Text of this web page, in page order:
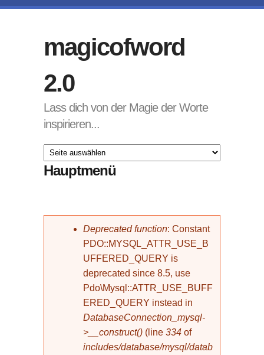
magicofword
2.0
Lass dich von der Magie der Worte
inspirieren...
Hauptmenü
Fehlermeldung
Deprecated function: Constant
PDO::MYSQL_ATTR_USE_B
UFFERED_QUERY is
deprecated since 8.5, use
Pdo\Mysql::ATTR_USE_BUFF
ERED_QUERY instead in
DatabaseConnection_mysql-
>__construct() (line 334 of
includes/database/mysql/datab